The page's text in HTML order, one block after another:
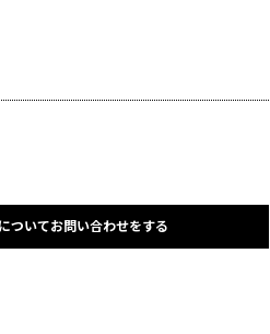
ついてお問い合わせをする